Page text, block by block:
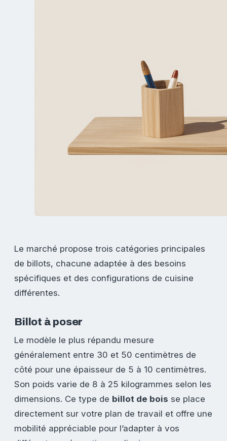
Le marché propose trois catégories principales
de billots, chacune adaptée à des besoins
spécifiques et des configurations de cuisine
différentes.
Billot à poser
Le modèle le plus répandu mesure
généralement entre 30 et 50 centimètres de
côté pour une épaisseur de 5 à 10 centimètres.
Son poids varie de 8 à 25 kilogrammes selon les
dimensions. Ce type de billot de bois se place
directement sur votre plan de travail et offre une
mobilité appréciable pour l’adapter à vos